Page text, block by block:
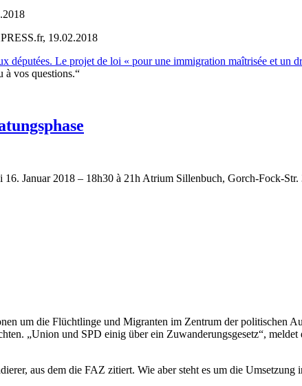
19.02.2018
députées. Le projet de loi « pour une immigration maîtrisée et un
vos questions.“
Januar 2018 – 18h30 à 21h Atrium Sillenbuch, Gorch-Fock-
um die Flüchtlinge und Migranten im Zentrum der politischen
„Union und SPD einig über ein Zuwanderungsgesetz“,
aus dem die FAZ zitiert. Wie aber steht es um die